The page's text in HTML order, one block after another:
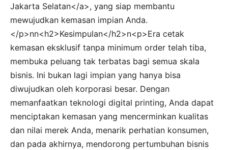
Jakarta Selatan</a>, yang siap membantu
mewujudkan kemasan impian Anda.
</p>nn<h2>Kesimpulan</h2>n<p>Era cetak
kemasan eksklusif tanpa minimum order telah tiba,
membuka peluang tak terbatas bagi semua skala
bisnis. Ini bukan lagi impian yang hanya bisa
diwujudkan oleh korporasi besar. Dengan
memanfaatkan teknologi digital printing, Anda dapat
menciptakan kemasan yang mencerminkan kualitas
dan nilai merek Anda, menarik perhatian konsumen,
dan pada akhirnya, mendorong pertumbuhan bisnis